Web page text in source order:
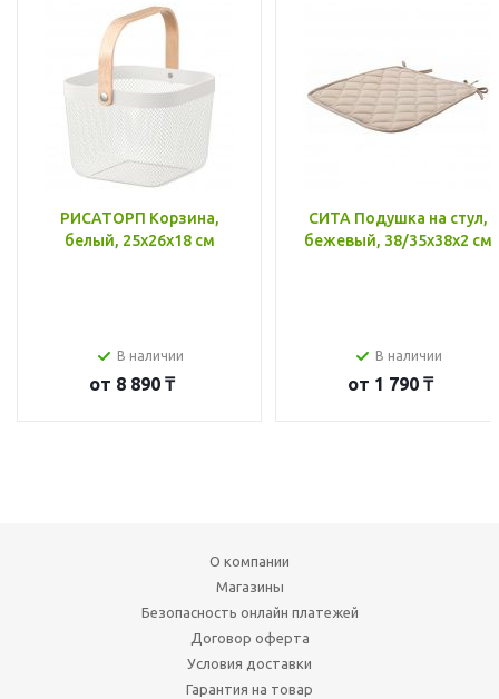
РИСАТОРП Корзина,
белый, 25x26x18 см
В наличии
от 8 890 ₸
СИТА Подушка на стул,
бежевый, 38/35x38x2 см
В наличии
от 1 790 ₸
О компании
Магазины
Безопасность онлайн платежей
Договор оферта
Условия доставки
Гарантия на товар